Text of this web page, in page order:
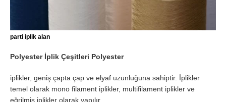
parti iplik alan
Polyester İplik Çeşitleri Polyester
iplikler, geniş çapta çap ve elyaf uzunluğuna sahiptir. İplikler
temel olarak mono filament iplikler, multifilament iplikler ve
eğrilmiş iplikler olarak yapılır.